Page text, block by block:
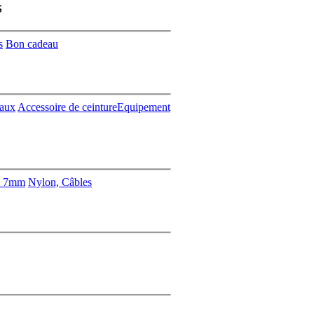
Bon cadeau
Accessoire de ceintureEquipement
7mm Nylon, Câbles